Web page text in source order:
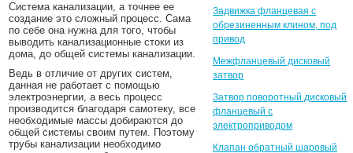
Система канализации, а точнее ее
создание это сложный процесс. Сама
по себе она нужна для того, чтобы
выводить канализационные стоки из
дома, до общей системы канализации.
Ведь в отличие от других систем,
данная не работает с помощью
электроэнергии, а весь процесс
производится благодаря самотеку, все
необходимые массы добираются до
общей системы своим путем. Поэтому
трубы канализации необходимо
Задвижка фланцевая с
обрезиненным клином, под
привод
Межфланцевый дисковый
затвор
Затвор поворотный дисковый
фланцевый с
электроприводом
Клапан обратный шаровый